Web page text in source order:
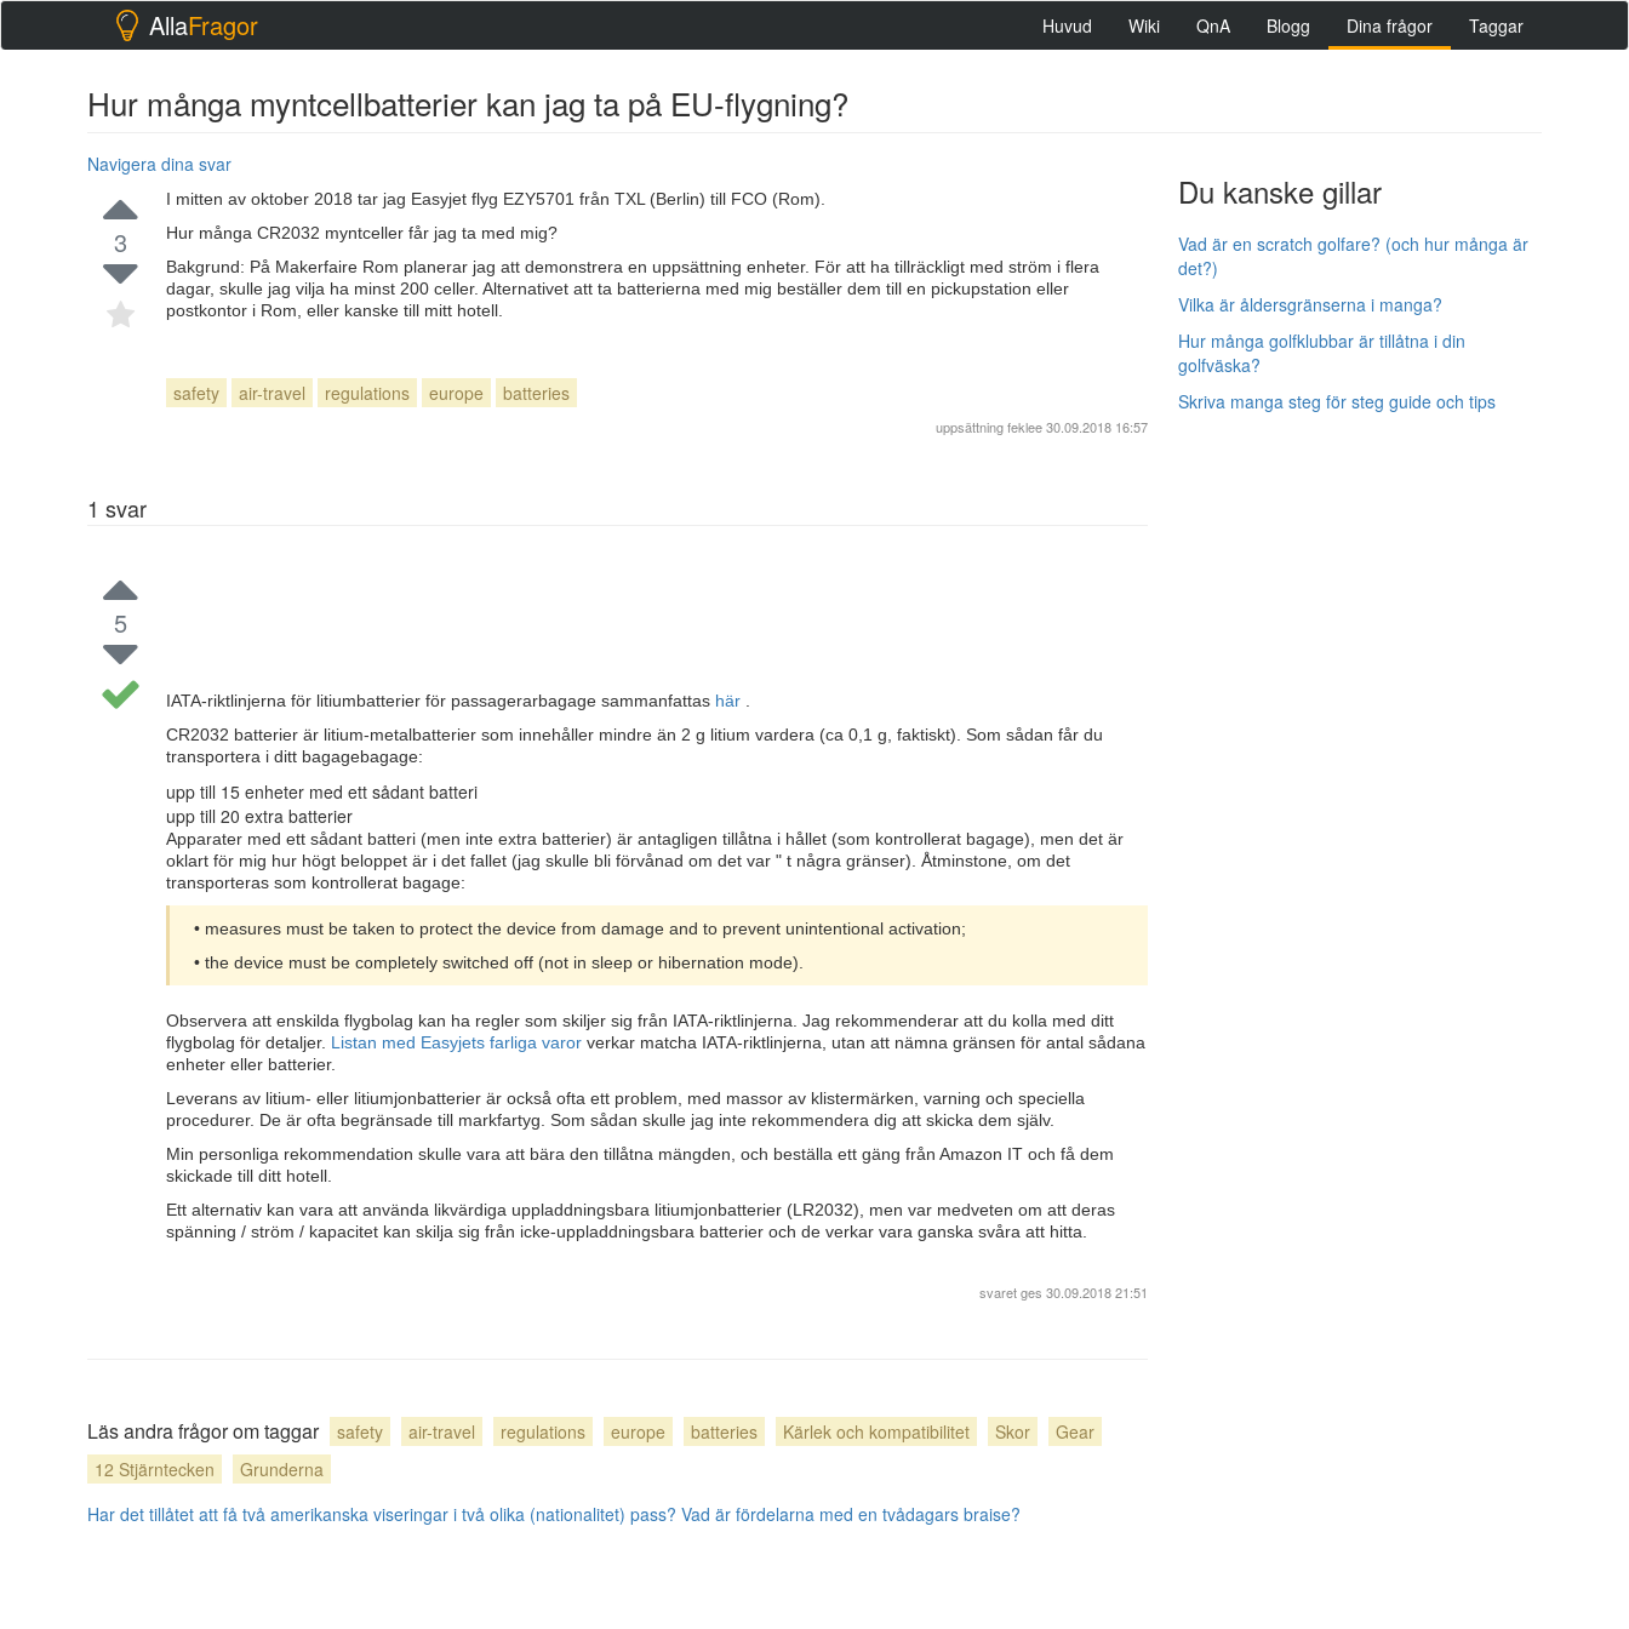
AllaFragor Huvud Wiki QnA Blogg Dina frågor Taggar
Hur många myntcellbatterier kan jag ta på EU-flygning?
Navigera dina svar
Du kanske gillar
Vad är en scratch golfare? (och hur många är
det?)
Vilka är åldersgränserna i manga?
Hur många golfklubbar är tillåtna i din
golfväska?
Skriva manga steg för steg guide och tips
3
I mitten av oktober 2018 tar jag Easyjet flyg EZY5701 från TXL (Berlin) till FCO (Rom).
Hur många CR2032 myntceller får jag ta med mig?
Bakgrund: På Makerfaire Rom planerar jag att demonstrera en uppsättning enheter. För att ha tillräckligt med ström i flera
dagar, skulle jag vilja ha minst 200 celler. Alternativet att ta batterierna med mig beställer dem till en pickupstation eller
postkontor i Rom, eller kanske till mitt hotell.
safety air-travel regulations europe batteries
uppsättningfeklee30.09.2018 16:57
1 svar
5
IATA-riktlinjerna för litiumbatterier för passagerarbagage sammanfattas här
CR2032 batterier är litium-metalbatterier som innehåller mindre än 2 g litium vardera (ca 0,1 g, faktiskt). Som sådan får du
transportera i ditt bagagebagage:
upp till 15 enheter med ett sådant batteri
upp till 20 extra batterier
Apparater med ett sådant batteri (men inte extra batterier) är antagligen tillåtna i hållet (som kontrollerat bagage), men det är
oklart för mig hur högt beloppet är i det fallet (jag skulle bli förvånad om det var " t några gränser). Åtminstone, om det
transporteras som kontrollerat bagage:
• measures must be taken to protect the device from damage and to prevent unintentional activation;
• the device must be completely switched off (not in sleep or hibernation mode).
Observera att enskilda flygbolag kan ha regler som skiljer sig från IATA-riktlinjerna. Jag rekommenderar att du kolla med ditt
flygbolag för detaljer. Listan med Easyjets farliga varor verkar matcha IATA-riktlinjerna, utan att nämna gränsen för antal sådana
enheter eller batterier.
Leverans av litium- eller litiumjonbatterier är också ofta ett problem, med massor av klistermärken, varning och speciella
procedurer. De är ofta begränsade till markfartyg. Som sådan skulle jag inte rekommendera dig att skicka dem själv.
Min personliga rekommendation skulle vara att bära den tillåtna mängden, och beställa ett gäng från Amazon IT och få dem
skickade till ditt hotell.
Ett alternativ kan vara att använda likvärdiga uppladdningsbara litiumjonbatterier (LR2032), men var medveten om att deras
spänning / ström / kapacitet kan skilja sig från icke-uppladdningsbara batterier och de verkar vara ganska svåra att hitta.
svaret ges 30.09.2018 21:51
Läs andra frågor om taggar safety air-travel regulations europe batteries Kärlek och kompatibilitet Skor
Gear
12 Stjärntecken
Grunderna
Har det tillåtet att få två amerikanska viseringar i två olika (nationalitet) pass? Vad är fördelarna med en tvådagars braise?